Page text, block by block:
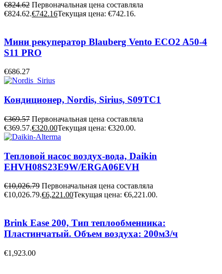
€824.62 Первоначальная цена составляла
€824.62.€742.16Текущая цена: €742.16.
Мини рекуператор Blauberg Vento ECO2 A50-4
S11 PRO
€686.27
Кондиционер, Nordis, Sirius, S09TC1
€369.57 Первоначальная цена составляла
€369.57.€320.00Текущая цена: €320.00.
Тепловой насос воздух-вода, Daikin
EHVH08S23E9W/ERGA06EVH
€10,026.79 Первоначальная цена составляла
€10,026.79.€6,221.00Текущая цена: €6,221.00.
Brink Ease 200, Тип теплообменника:
Пластинчатый. Объем воздуха: 200м3/ч
€1,923.00